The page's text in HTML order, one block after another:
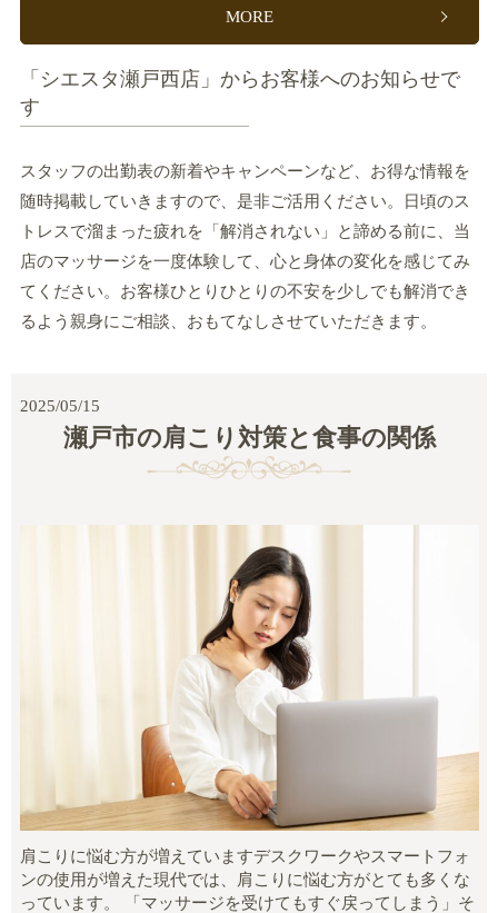
MORE
「シエスタ瀬戸西店」からお客様へのお知らせで
す
スタッフの出勤表の新着やキャンペーンなど、お得な情報を
随時掲載していきますので、是非ご活用ください。日頃のス
トレスで溜まった疲れを「解消されない」と諦める前に、当
店のマッサージを一度体験して、心と身体の変化を感じてみ
てください。お客様ひとりひとりの不安を少しでも解消でき
るよう親身にご相談、おもてなしさせていただきます。
2025/05/15
瀬戸市の肩こり対策と食事の関係
肩こりに悩む方が増えていますデスクワークやスマートフォ
ンの使用が増えた現代では、肩こりに悩む方がとても多くな
っています。 「マッサージを受けてもすぐ戻ってしまう」そ